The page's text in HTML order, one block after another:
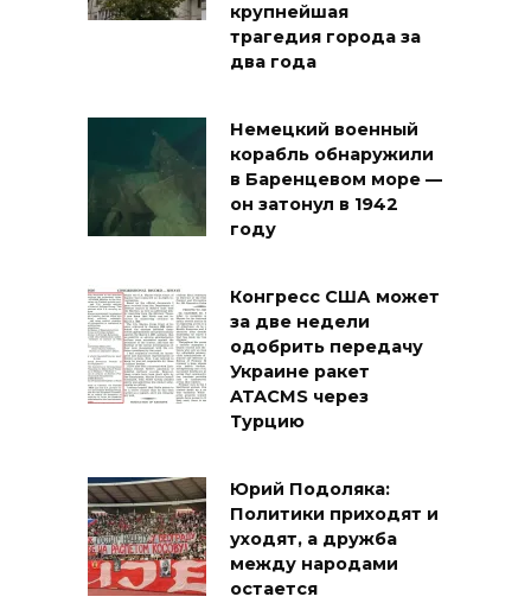
крупнейшая
трагедия города за
два года
Немецкий военный
корабль обнаружили
в Баренцевом море —
он затонул в 1942
году
Конгресс США может
за две недели
одобрить передачу
Украине ракет
ATACMS через
Турцию
Юрий Подоляка:
Политики приходят и
уходят, а дружба
между народами
остается